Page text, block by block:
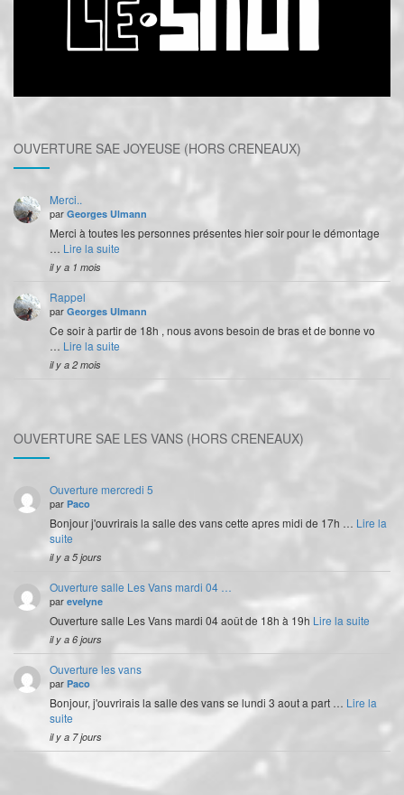
OUVERTURE SAE JOYEUSE (HORS CRENEAUX)
Merci..
par Georges Ulmann
Merci à toutes les personnes présentes hier soir pour le démontage
… Lire la suite
il y a 1 mois
Rappel
par Georges Ulmann
Ce soir à partir de 18h , nous avons besoin de bras et de bonne vo
… Lire la suite
il y a 2 mois
OUVERTURE SAE LES VANS (HORS CRENEAUX)
Ouverture mercredi 5
par Paco
Bonjour j'ouvrirais la salle des vans cette apres midi de 17h … Lire la
suite
il y a 5 jours
Ouverture salle Les Vans mardi 04 …
par evelyne
Ouverture salle Les Vans mardi 04 août de 18h à 19h Lire la suite
il y a 6 jours
Ouverture les vans
par Paco
Bonjour, j'ouvrirais la salle des vans se lundi 3 aout a part … Lire la
suite
il y a 7 jours